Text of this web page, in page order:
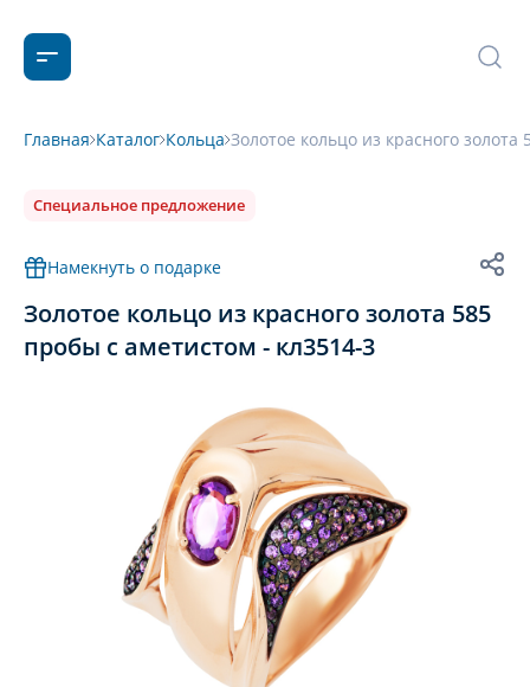
Главная Каталог Кольца Золотое кольцо из красного
Специальное предложение
Намекнуть о подарке
Золотое кольцо из красного золота 585
пробы с аметистом - кл3514-3